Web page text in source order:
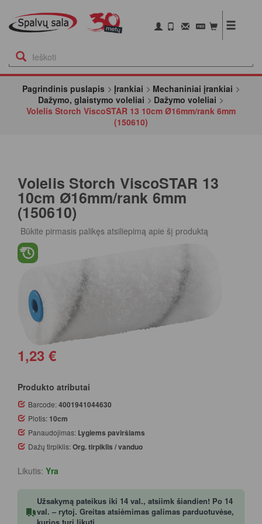
Pagrindinis puslapis Įrankiai
Mechaniniai įrankiai
Dažymo, glaistymo voleliai
Dažymo voleliai
Volelis Storch ViscoSTAR 13 10cm Ø16mm/rank 6mm
(150610)
Volelis Storch ViscoSTAR 13
10cm Ø16mm/rank 6mm
(150610)
Būkite pirmasis palikęs atsiliepimą apie šį produktą
1,23 €
Produkto atributai
Barcode:4001941044630
Plotis: 10cm
Panaudojimas: Lygiems paviršiams
Dažų tirpiklis:Org. tirpiklis / vanduo
Likutis: Yra
Užsakymą pateikus iki 14 val., atsiimk šiandien! Po 14
val. – rytoj. Greitas atsiėmimas galimas parduotuvėse,